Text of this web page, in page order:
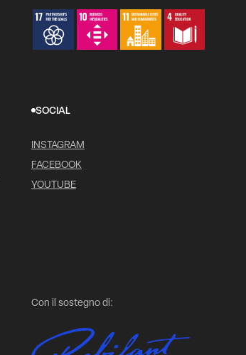
SOCIAL
INSTAGRAM
FACEBOOK
YOUTUBE
Con il sostegno di: